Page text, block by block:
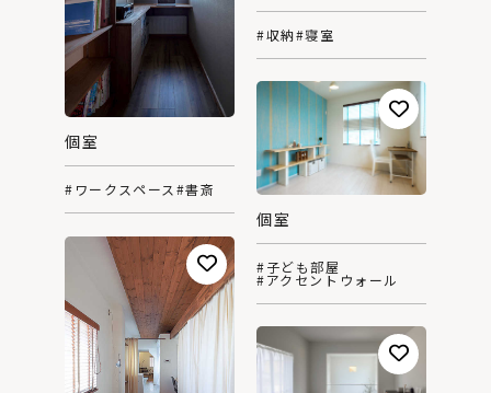
#収納#寝室
個室
#ワークスペース#書斎
個室
#子ども部屋
#アクセントウォール